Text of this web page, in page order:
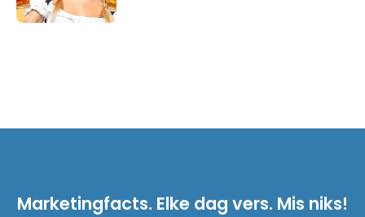
Marketingfacts. Elke dag vers. Mis niks!